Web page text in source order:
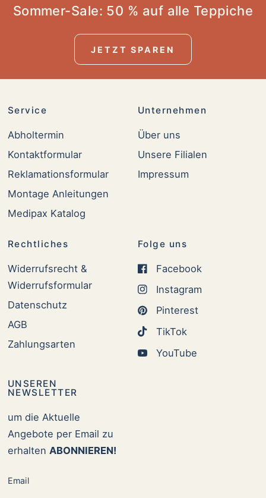
Sommer-Sale: 50 % auf alle Teppiche
JETZT SPAREN
Service
Abholtermin
Kontaktformular
Reklamationsformular
Montage Anleitungen
Medipax Katalog
Unternehmen
Über uns
Unsere Filialen
Impressum
Rechtliches
Widerrufsrecht &
Widerrufsformular
Datenschutz
AGB
Zahlungsarten
Folge uns
Facebook
Instagram
Pinterest
TikTok
YouTube
UNSEREN
NEWSLETTER
um die Aktuelle
Angebote per Email zu
erhalten ABONNIEREN!
Email